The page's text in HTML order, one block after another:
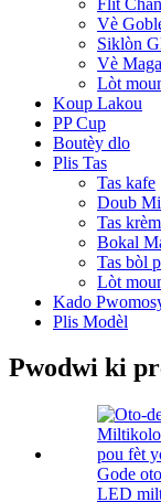
Vè
Siklòn
Vè
Lòt
Koup Lakou
PP Cup
Boutèy dlo
Plis Tas
Tas kafe
Doub
Tas
Bokal
Tas bòl
Lòt
Kado
Plis Modèl
Pwodwi ki
Gode
LED